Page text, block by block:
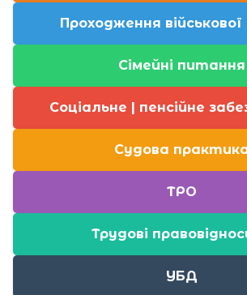
Проходження
Сімейні питання
Соціальне | пенсійне
Судова
ТРО
Трудові
УБД